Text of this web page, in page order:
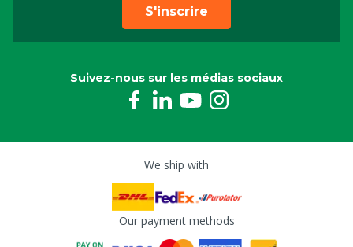
S'inscrire
Suivez-nous sur les médias sociaux
We ship with
Our payment methods